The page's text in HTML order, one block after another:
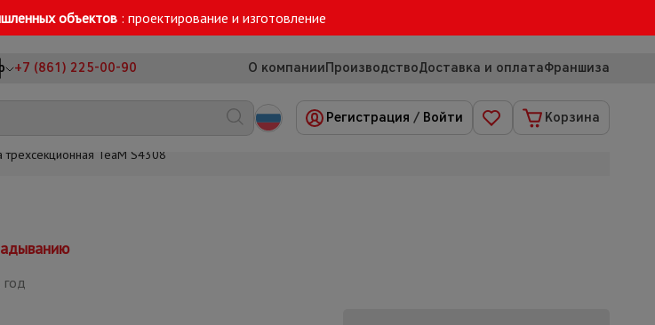
объектов : проектирование и изготовление
+7 (861) 225-00-90 О компанииПроизводствоДоставка и оплатаФраншиза
Регистрация / Войти Корзина
трехсекционная TeaM S4308
год